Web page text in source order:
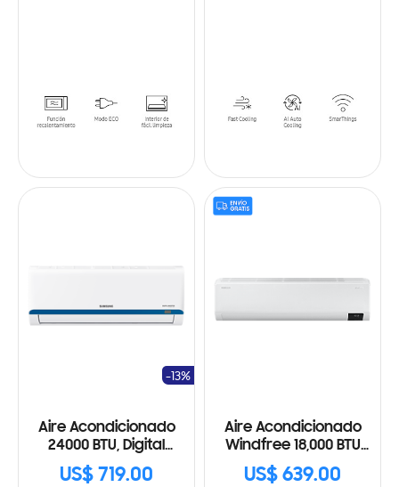
Aire Acondicionado
24000 BTU, Digital
Inverter
US$ 719.00
-13%
Aire Acondicionado
Windfree 18,000 BTU
AR18BVHCMWKXAP
US$ 639.00